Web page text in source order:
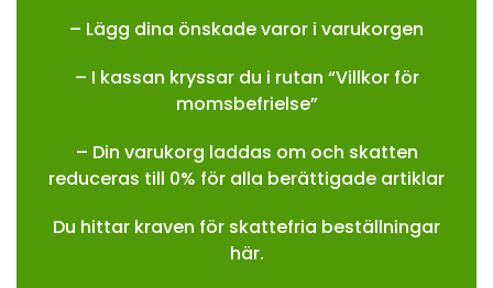
– Lägg dina önskade varor i varukorgen
– I kassan kryssar du i rutan “Villkor för
momsbefrielse”
– Din varukorg laddas om och skatten
reduceras till 0% för alla berättigade artiklar
Du hittar kraven för skattefria beställningar
här.